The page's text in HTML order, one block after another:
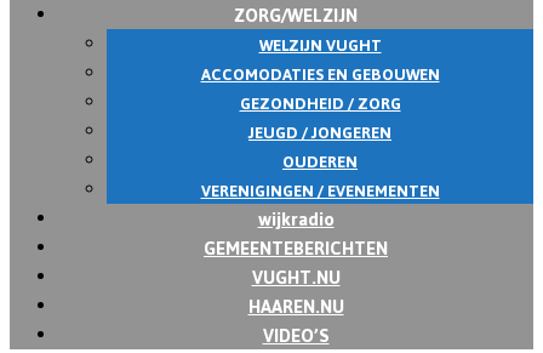
ZORG/WELZIJN
WELZIJN VUGHT
ACCOMODATIES EN GEBOUWEN
GEZONDHEID / ZORG
JEUGD / JONGEREN
OUDEREN
VERENIGINGEN / EVENEMENTEN
wijkradio
GEMEENTEBERICHTEN
VUGHT.NU
HAAREN.NU
VIDEO’S